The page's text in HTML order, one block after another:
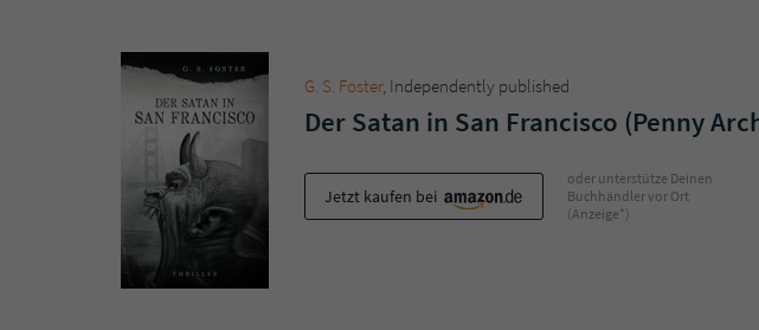
G. S. Foster, ‎Independently published
Der Satan in San Francisco (Penny
Jetzt kaufen bei
oder unterstütze Deinen
Buchhändler vor Ort
(Anzeige*)
Dieses
Webseite
überprüfen.